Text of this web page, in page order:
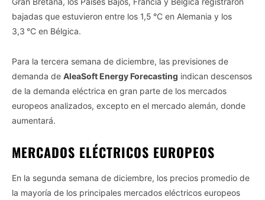
bajadas que estuvieron entre los 1,5 °C en Alemania y los
3,3 °C en Bélgica.
Para la tercera semana de diciembre, las previsiones de
demanda de AleaSoft Energy Forecasting indican descensos
de la demanda eléctrica en gran parte de los mercados
europeos analizados, excepto en el mercado alemán, donde
aumentará.
MERCADOS ELÉCTRICOS EUROPEOS
En la segunda semana de diciembre, los precios promedio de
la mayoría de los principales mercados eléctricos europeos